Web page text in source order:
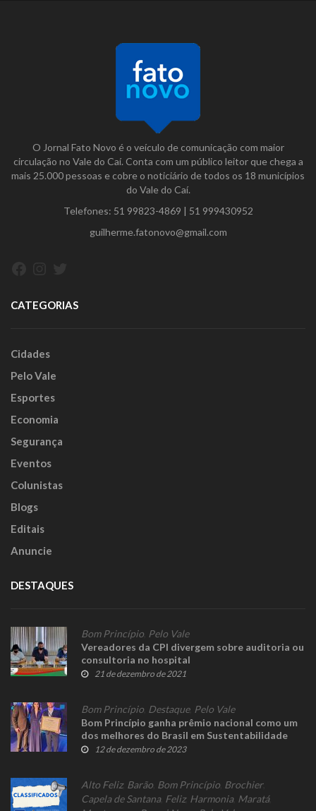
O Jornal Fato Novo é o veículo de comunicação com maior
circulação no Vale do Caí. Conta com um público leitor que chega a
mais 25.000 pessoas e cobre o noticiário de todos os 18 municípios
do Vale do Caí.
Telefones: 51 99823-4869 | 51 999430952
guilherme.fatonovo@gmail.com
CATEGORIAS
Cidades
Pelo Vale
Esportes
Economia
Segurança
Eventos
Colunistas
Blogs
Editais
Anuncie
DESTAQUES
Bom Princípio Pelo Vale
Vereadores da CPI divergem sobre auditoria ou
consultoria no hospital
21 de dezembro de 2021
Bom Princípio Destaque, Pelo Vale
Bom Princípio ganha prêmio nacional como um
dos melhores do Brasil em Sustentabilidade
12 de dezembro de 2023
Alto Feliz, Barão Bom Princípio Brochier,
Capela de Santana, Feliz, Harmonia, Maratá,